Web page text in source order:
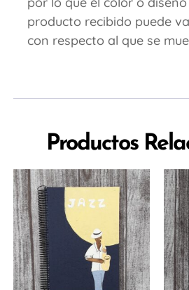
producto recibido puede
con respecto al que se
Productos